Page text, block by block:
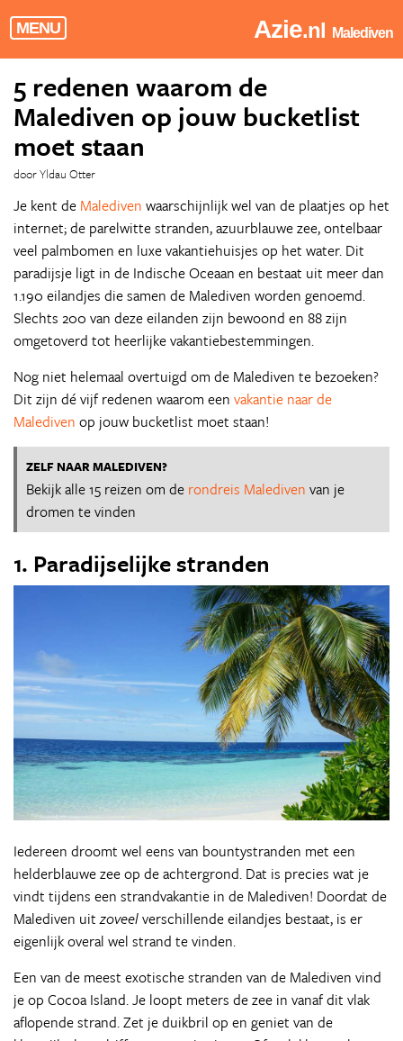
MENU Azie.nl Malediven
5 redenen waarom de
Malediven op jouw bucketlist
moet staan
door Yldau Otter
Je kent de Malediven waarschijnlijk wel van de plaatjes op het
internet; de parelwitte stranden, azuurblauwe zee, ontelbaar
veel palmbomen en luxe vakantiehuisjes op het water. Dit
paradijsje ligt in de Indische Oceaan en bestaat uit meer dan
1.190 eilandjes die samen de Malediven worden genoemd.
Slechts 200 van deze eilanden zijn bewoond en 88 zijn
omgetoverd tot heerlijke vakantiebestemmingen.
Nog niet helemaal overtuigd om de Malediven te bezoeken?
Dit zijn dé vijf redenen waarom een vakantie naar de
Malediven op jouw bucketlist moet staan!
ZELF NAAR MALEDIVEN?
Bekijk alle 15 reizen om de rondreis Malediven van je
dromen te vinden
1. Paradijselijke stranden
Iedereen droomt wel eens van bountystranden met een
helderblauwe zee op de achtergrond. Dat is precies wat je
vindt tijdens een strandvakantie in de Malediven! Doordat de
Malediven uitzoveelverschillende eilandjes bestaat, is er
eigenlijk overal wel strand te vinden.
Een van de meest exotische stranden van de Malediven vind
je op Cocoa Island. Je loopt meters de zee in vanaf dit vlak
aflopende strand. Zet je duikbril op en geniet van de